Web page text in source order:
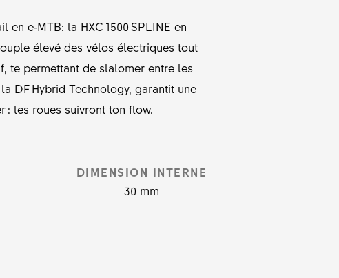
e‑MTB: la HXC 1500 SPLINE en
élevé des vélos électriques tout
te permettant de slalomer entre les
DF Hybrid Technology, garantit une
: les roues suivront ton flow.
DIMENSION INTERNE
30 mm